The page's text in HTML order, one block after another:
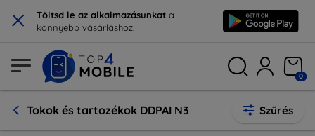
× Töltsd le az alkalmazásunkat a
könnyebb vásárláshoz.
0
Tokok és tartozékok DDPAI N3 Szűrés